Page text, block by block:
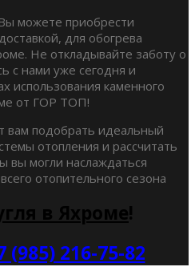
можете приобрести
для обогрева
Не откладывайте заботу о
с нами уже сегодня и
использования каменного
от ГОР ТОП!
вам подобрать идеальный
отопления и рассчитать
могли наслаждаться
отопительного сезона
в Яхроме!
(985) 216-75-82